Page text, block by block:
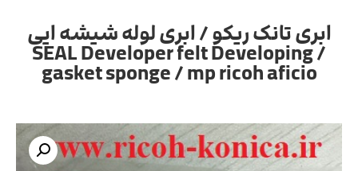
ابری تانک ریکو / ابری لوله شیشه ایی
/ SEAL Developer felt Developing
gasket sponge / mp ricoh aficio